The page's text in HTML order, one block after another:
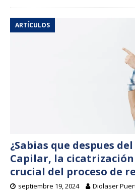
ARTÍCULOS
¿Sabias que despues
Capilar, la
crucial del proceso de
septiembre 19, 2024 Diolaser